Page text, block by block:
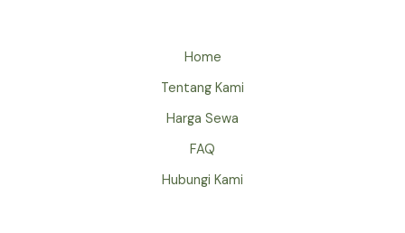
Home
Tentang Kami
Harga Sewa
FAQ
Hubungi Kami